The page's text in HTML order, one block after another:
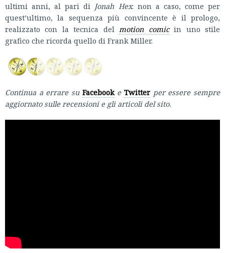
ultimi anni, al pari di Jonah Hex: non a caso, come per
quest’ultimo, la sequenza più convincente è il prologo,
realizzato con la tecnica del motion comicin uno stile
grafico che ricorda quello di Frank Miller.
Continua a errare su FacebookeTwitter per essere sempre
aggiornato sulle recensioni e gli articoli del sito.